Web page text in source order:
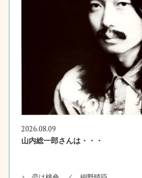
2026.08.09
山内総一郎さんは・・・